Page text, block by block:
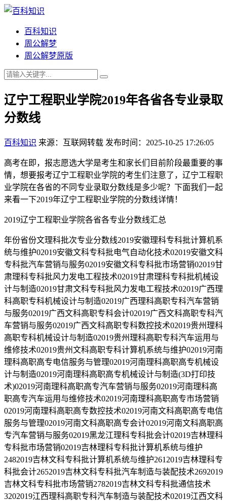
百科知识
周公解梦
周公解梦原版
辽宁工程职业学院2019年各省各专业录取
分数线
百科知识 来源：互联网转载 发布时间：2025-10-25 17:26:05
高考在即，报志愿选大学是考生和家长们目前阶段最重要的事
情，想要报考辽宁工程职业学院的考生们注意了，辽宁工程职
业学院在各省的不同专业录取分数线是多少呢？下面我们一起
来看一下2019年辽宁工程职业学院的分数线详情！
2019辽宁工程职业学院各省各专业分数线汇总
年份省份文理科批次专业分数线2019安徽理科专科批计算机系
统与维护02019安徽文科专科批电气自动化技术02019安徽文科
专科批汽车营销与服务02019安徽文科专科批市场营销02019甘
肃理科专科批风力发电工程技术02019甘肃理科专科批机械设
计与制造02019甘肃文科专科批风力发电工程技术02019广西理
科高职专科机械设计与制造02019广西理科高职专科汽车营销
与服务02019广西文科高职专科会计02019广西文科高职专科汽
车营销与服务02019广西文科高职专科数控技术02019贵州理科
高职专科机械设计与制造02019贵州理科高职专科汽车运用与
维修技术02019贵州文科高职专科计算机系统与维护02019河南
理科高职高专电信服务与管理02019河南理科高职高专机械设
计与制造02019河南理科高职高专机械设计与制造(3D打印技
术)02019河南理科高职高专汽车营销与服务02019河南理科高
职高专汽车运用与维修技术02019河南理科高职高专市场营销
02019河南理科高职高专数控技术02019河南文科高职高专电信
服务与管理02019河南文科高职高专会计02019河南文科高职高
专汽车营销与服务02019黑龙江理科专科批会计02019吉林理科
专科批市场营销02019吉林理科专科批计算机系统与维护
2482019吉林文科专科批计算机系统与维护2612019吉林理科专
科批会计2652019吉林文科专科批汽车制造与装配技术2692019
吉林文科专科批市场营销2782019吉林文科专科批通信技术
3202019江西理科高职专科汽车制造与装配技术02019江西文科